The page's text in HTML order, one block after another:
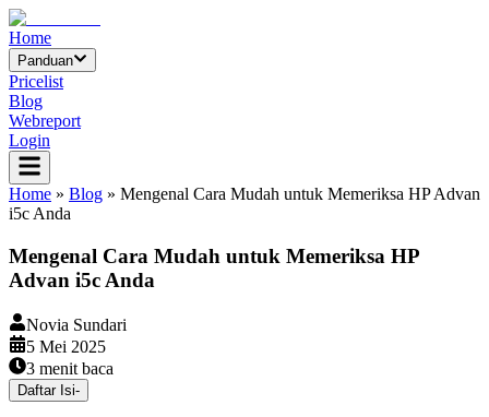
Home
Panduan
Pricelist
Blog
Webreport
Login
Home » Blog » Mengenal Cara Mudah untuk Memeriksa HP Advan
i5c Anda
Mengenal Cara Mudah untuk Memeriksa HP
Advan i5c Anda
Novia Sundari
5 Mei 2025
3 menit baca
Daftar Isi-